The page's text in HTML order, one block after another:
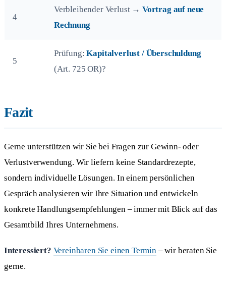
4
Verbleibender Verlust → Vortrag auf neue
Rechnung
5
Prüfung:Kapitalverlust / Überschuldung
(Art. 725 OR)?
Fazit
Gerne unterstützen wir Sie bei Fragen zur Gewinn- oder
Verlustverwendung. Wir liefern keine Standardrezepte,
sondern individuelle Lösungen. In einem persönlichen
Gespräch analysieren wir Ihre Situation und entwickeln
konkrete Handlungsempfehlungen – immer mit Blick auf das
Gesamtbild Ihres Unternehmens.
Interessiert? Vereinbaren Sie einen Termin– wir beraten Sie
gerne.